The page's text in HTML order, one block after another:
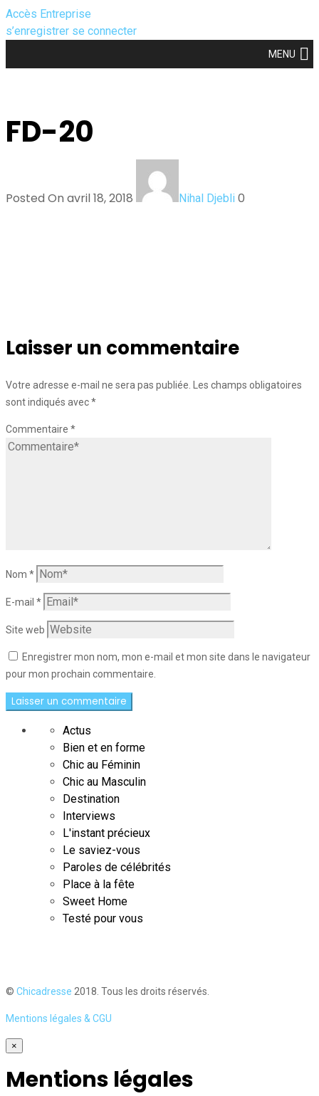
Accès Entreprise
s’enregistrer se connecter
MENU
FD-20
Posted On avril 18, 2018 Nihal Djebli 0
Laisser un commentaire
Votre adresse e-mail ne sera pas publiée. Les champs obligatoires
sont indiqués avec*
Commentaire *
Nom *
E-mail *
Site web
Enregistrer mon nom, mon e-mail et mon site dans le navigateur
pour mon prochain commentaire.
Actus
Bien et en forme
Chic au Féminin
Chic au Masculin
Destination
Interviews
L'instant précieux
Le saviez-vous
Paroles de célébrités
Place à la fête
Sweet Home
Testé pour vous
© Chicadresse 2018. Tous les droits réservés.
Mentions légales & CGU
×
Mentions légales